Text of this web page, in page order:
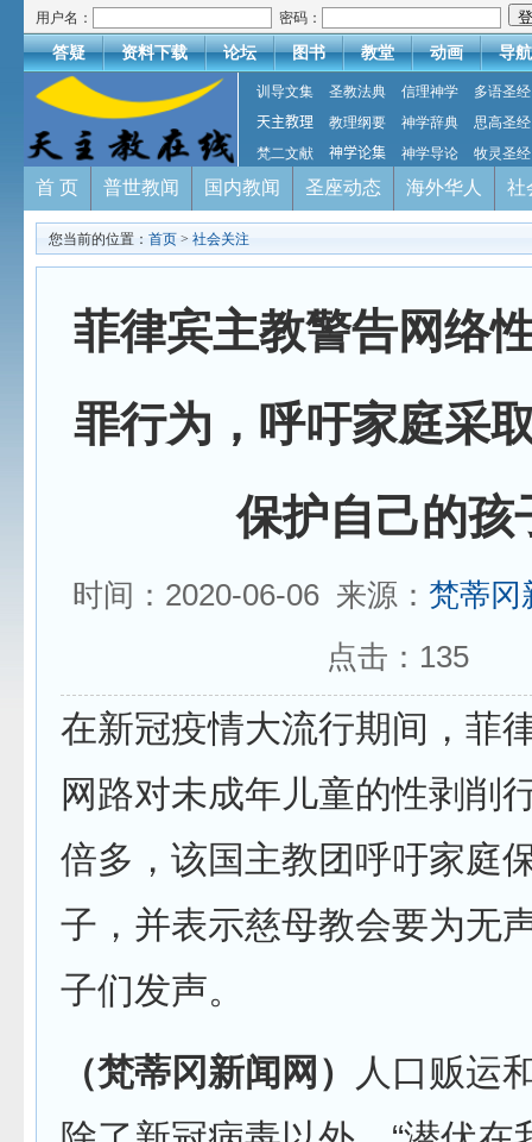
用户名： 密码：
答疑 资料下载 论坛 图书 教堂 动画 导航
训导文集 圣教法典 信理神学
多语圣经
天主教理
教理纲要 神学辞典
思高圣经
梵二文献
神学论集 神学导论 牧灵圣经
首 页 普世教闻 国内教闻 圣座动态 海外华人 社
您当前的位置： 首页 > 社会关注
菲律宾主教警告网络
罪行为，呼吁家庭采
保护自己的孩
时间：2020-06-06 来源： 梵蒂冈
点击： 135
在新冠疫情大流行期间，菲
网路对未成年儿童的性剥削
倍多，该国主教团呼吁家庭
子，并表示慈母教会要为无
子们发声。
（梵蒂冈新闻网）
人口贩运